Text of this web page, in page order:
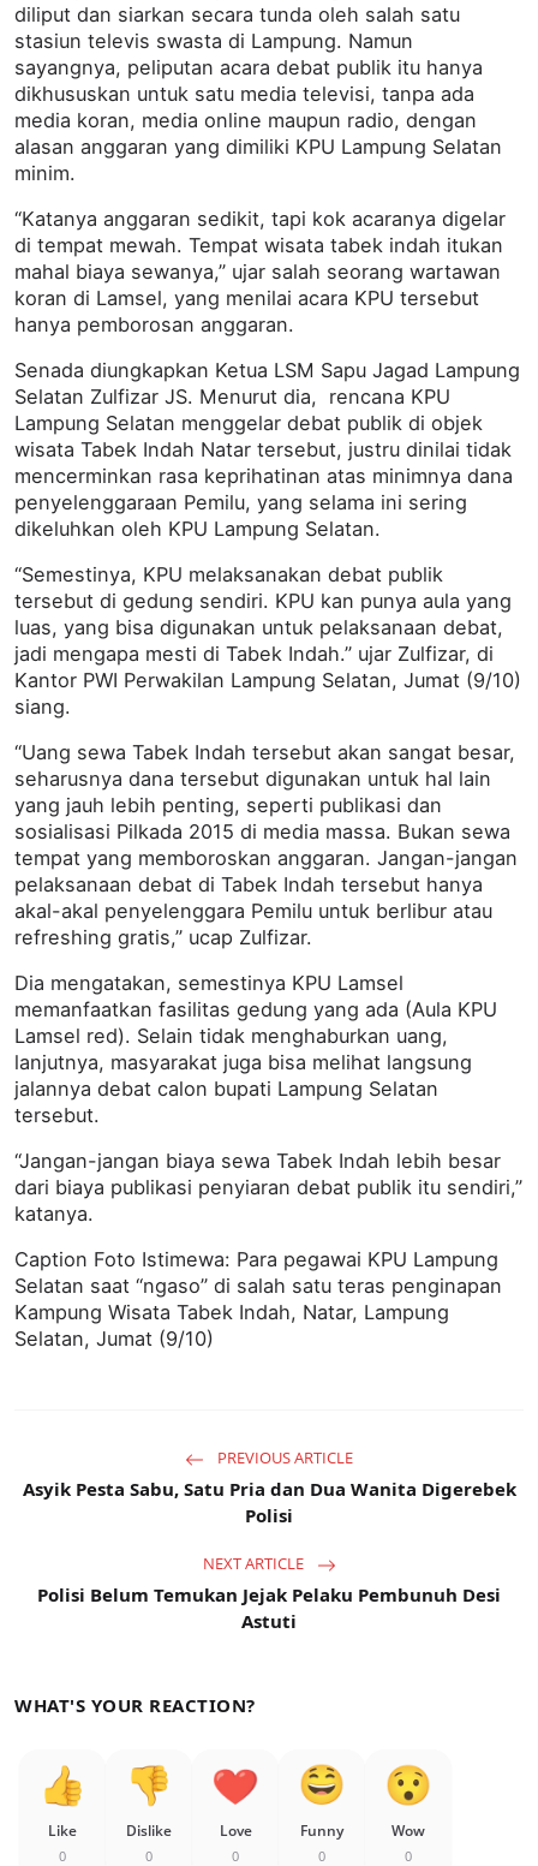
diliput dan siarkan secara tunda oleh salah satu
stasiun televis swasta di Lampung. Namun
sayangnya, peliputan acara debat publik itu hanya
dikhususkan untuk satu media televisi, tanpa ada
media koran, media online maupun radio, dengan
alasan anggaran yang dimiliki KPU Lampung Selatan
minim.
“Katanya anggaran sedikit, tapi kok acaranya digelar
di tempat mewah. Tempat wisata tabek indah itukan
mahal biaya sewanya,” ujar salah seorang wartawan
koran di Lamsel, yang menilai acara KPU tersebut
hanya pemborosan anggaran.
Senada diungkapkan Ketua LSM Sapu Jagad Lampung
Selatan Zulfizar JS. Menurut dia, rencana KPU
Lampung Selatan menggelar debat publik di objek
wisata Tabek Indah Natar tersebut, justru dinilai tidak
mencerminkan rasa keprihatinan atas minimnya dana
penyelenggaraan Pemilu, yang selama ini sering
dikeluhkan oleh KPU Lampung Selatan.
“Semestinya, KPU melaksanakan debat publik
tersebut di gedung sendiri. KPU kan punya aula yang
luas, yang bisa digunakan untuk pelaksanaan debat,
jadi mengapa mesti di Tabek Indah.” ujar Zulfizar, di
Kantor PWI Perwakilan Lampung Selatan, Jumat (9/10)
siang.
“Uang sewa Tabek Indah tersebut akan sangat besar,
seharusnya dana tersebut digunakan untuk hal lain
yang jauh lebih penting, seperti publikasi dan
sosialisasi Pilkada 2015 di media massa. Bukan sewa
tempat yang memboroskan anggaran. Jangan-jangan
pelaksanaan debat di Tabek Indah tersebut hanya
akal-akal penyelenggara Pemilu untuk berlibur atau
refreshing gratis,” ucap Zulfizar.
Dia mengatakan, semestinya KPU Lamsel
memanfaatkan fasilitas gedung yang ada (Aula KPU
Lamsel red). Selain tidak menghaburkan uang,
lanjutnya, masyarakat juga bisa melihat langsung
jalannya debat calon bupati Lampung Selatan
tersebut.
“Jangan-jangan biaya sewa Tabek Indah lebih besar
dari biaya publikasi penyiaran debat publik itu sendiri,”
katanya.
Caption Foto Istimewa: Para pegawai KPU Lampung
Selatan saat “ngaso” di salah satu teras penginapan
Kampung Wisata Tabek Indah, Natar, Lampung
Selatan, Jumat (9/10)
PREVIOUS ARTICLE
Asyik Pesta Sabu, Satu Pria dan Dua Wanita Digerebek
Polisi
NEXT ARTICLE
Polisi Belum Temukan Jejak Pelaku Pembunuh Desi
Astuti
WHAT'S YOUR REACTION?
Like
0
Dislike
0
Love
0
Funny
0
Wow
0